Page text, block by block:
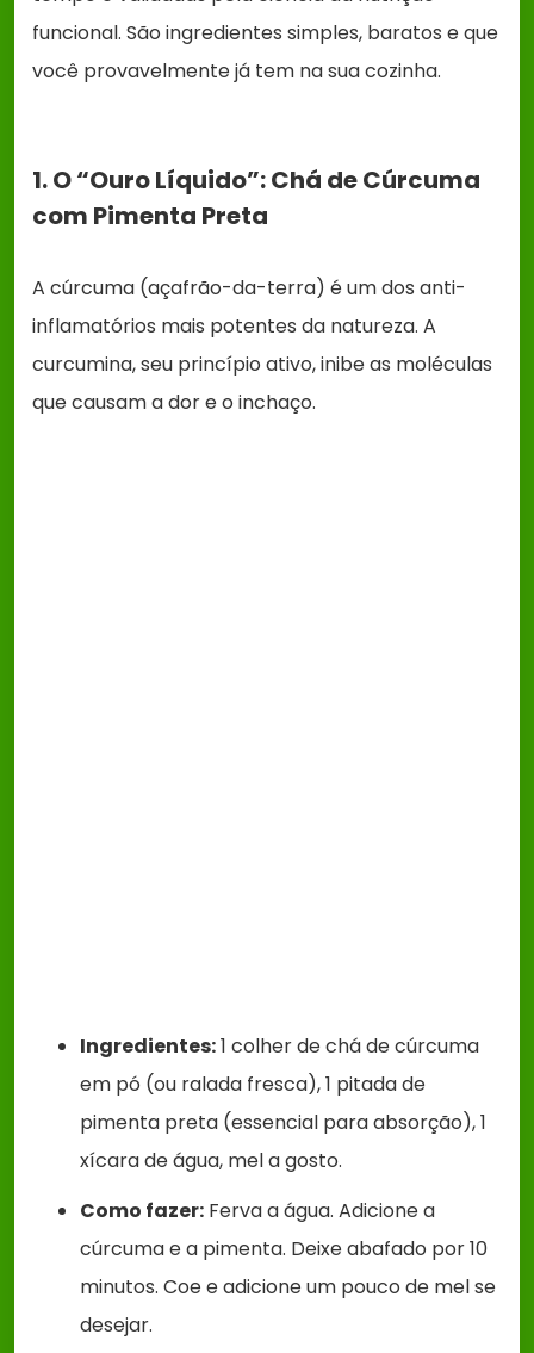
funcional. São ingredientes simples, baratos e que
você provavelmente já tem na sua cozinha.
1. O “Ouro Líquido”: Chá de Cúrcuma
com Pimenta Preta
A cúrcuma (açafrão-da-terra) é um dos anti-
inflamatórios mais potentes da natureza. A
curcumina, seu princípio ativo, inibe as moléculas
que causam a dor e o inchaço.
Ingredientes:1 colher de chá de cúrcuma
em pó (ou ralada fresca), 1 pitada de
pimenta preta (essencial para absorção), 1
xícara de água, mel a gosto.
Como fazer: Ferva a água. Adicione a
cúrcuma e a pimenta. Deixe abafado por 10
minutos. Coe e adicione um pouco de mel se
desejar.